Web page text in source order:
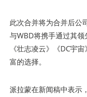
此次合并将为合并后公
与WBD将携手通过其领
《壮志凌云》《DC宇
富的选择。
派拉蒙在新闻稿中表示